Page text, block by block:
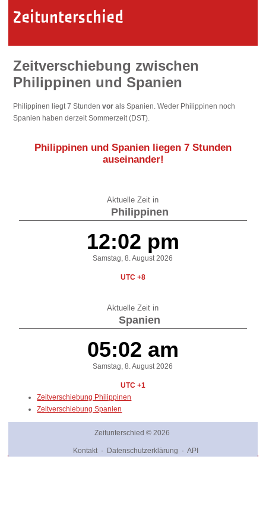
Zeitunterschied
Zeitverschiebung zwischen
Philippinen und Spanien
Philippinen liegt 7 Stundenvor als Spanien. Weder Philippinen noch
Spanien haben derzeit Sommerzeit (DST).
Philippinen und Spanien liegen 7 Stunden
auseinander!
Aktuelle Zeit in
Philippinen
12:02 pm
Samstag, 8. August 2026
UTC +8
Aktuelle Zeit in
Spanien
05:02 am
Samstag, 8. August 2026
UTC +1
Zeitverschiebung Philippinen
Zeitverschiebung Spanien
Zeitunterschied © 2026
Kontakt· Datenschutzerklärung · API